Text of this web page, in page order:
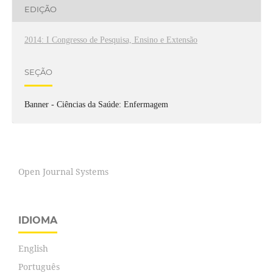
EDIÇÃO
2014: I Congresso de Pesquisa, Ensino e Extensão
SEÇÃO
Banner - Ciências da Saúde: Enfermagem
Open Journal Systems
IDIOMA
English
Português